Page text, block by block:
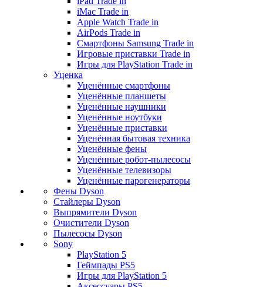
iMac Trade in
Apple Watch Trade in
AirPods Trade in
Смартфоны Samsung Trade in
Игровые приставки Trade in
Игры для PlayStation Trade in
Уценка
Уценённые смартфоны
Уценённые планшеты
Уценённые наушники
Уценённые ноутбуки
Уценённые приставки
Уценённая бытовая техника
Уценённые фены
Уценённые робот-пылесосы
Уценённые телевизоры
Уценённые парогенераторы
Фены Dyson
Стайлеры Dyson
Выпрямители Dyson
Очистители Dyson
Пылесосы Dyson
Sony
PlayStation 5
Геймпады PS5
Игры для PlayStation 5